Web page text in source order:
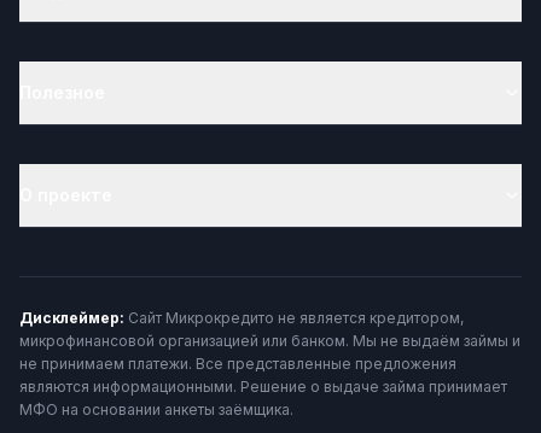
Дисклеймер: Сайт Микрокредито не является кредитором,
микрофинансовой организацией или банком. Мы не выдаём займы и
не принимаем платежи. Все представленные предложения
являются информационными. Решение о выдаче займа принимает
МФО на основании анкеты заёмщика.